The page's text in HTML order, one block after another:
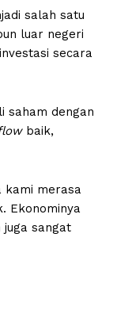
salah satu
luar negeri
secara
saham dengan
baik,
kami merasa
Ekonominya
juga sangat